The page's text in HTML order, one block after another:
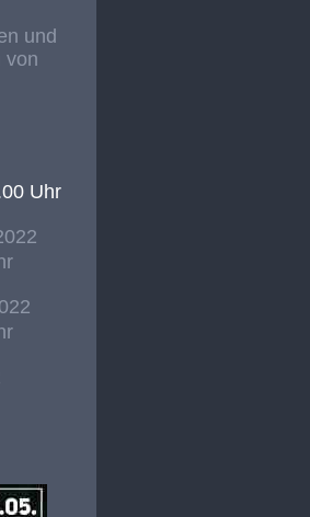
und
von
Uhr